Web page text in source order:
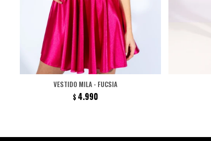
VESTIDO MILA - FUCSIA
$ 4.990